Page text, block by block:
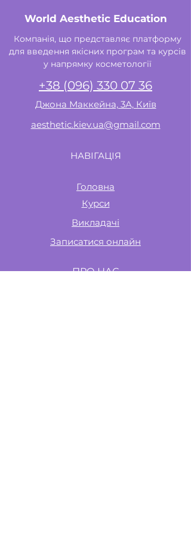
World Aesthetic Education
Компанія, що представляє платформу
для введення якісних програм та курсів
у напрямку косметології
+38 (096) 330 07 36
Джона Маккейна, 3А, Київ
aesthetic.kiev.ua@gmail.com
НАВІГАЦІЯ
Головна
Курси
Викладачі
Записатися онлайн
ПРО НАС